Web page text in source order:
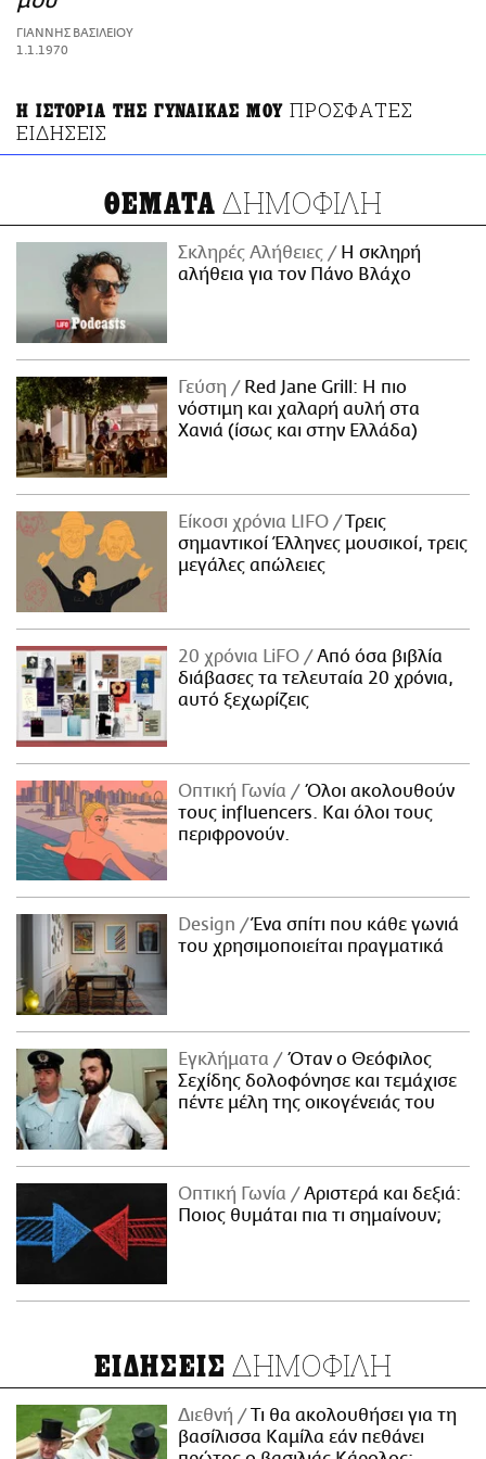
ΑΜΠΑ
PRINT
ΓΙΑΝΝΗΣ ΒΑΣΙΛΕΙΟΥ
1.1.1970
Η ΙΣΤΟΡΙΑ ΤΗΣ ΓΥΝΑΙΚΑΣ ΜΟΥ ΠΡΟΣΦΑΤΕΣ
ΕΙΔΗΣΕΙΣ
ΘΕΜΑΤΑ ΔΗΜΟΦΙΛΗ
Σκληρές Αλήθειες
H σκληρή
αλήθεια για τον Πάνο Βλάχο
Γεύση
Red Jane Grill: Η πιο
νόστιμη και χαλαρή αυλή στα
Χανιά (ίσως και στην Ελλάδα)
Είκοσι χρόνια LIFO
Tρεις
σημαντικοί Έλληνες μουσικοί, τρεις
μεγάλες απώλειες
20 χρόνια LiFO
Από όσα βιβλία
διάβασες τα τελευταία 20 χρόνια,
αυτό ξεχωρίζεις
Οπτική Γωνία
Όλοι ακολουθούν
τους influencers. Και όλοι τους
περιφρονούν.
Design
Ένα σπίτι που κάθε γωνιά
του χρησιμοποιείται πραγματικά
Εγκλήματα
Όταν ο Θεόφιλος
Σεχίδης δολοφόνησε και τεμάχισε
πέντε μέλη της οικογένειάς του
Οπτική Γωνία
Αριστερά και δεξιά:
Ποιος θυμάται πια τι σημαίνουν;
ΕΙΔΗΣΕΙΣ ΔΗΜΟΦΙΛΗ
Διεθνή
Τι θα ακολουθήσει για τη
βασίλισσα Καμίλα εάν πεθάνει